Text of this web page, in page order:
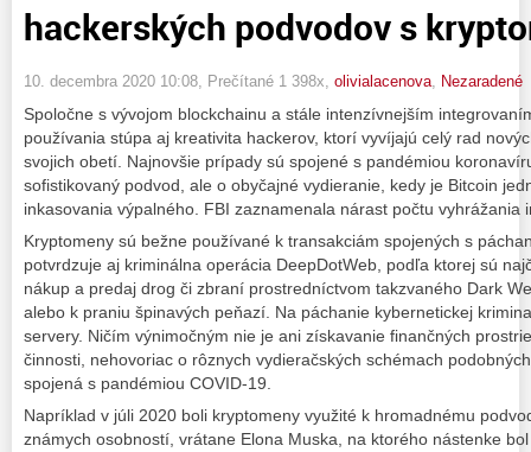
hackerských podvodov s
10. decembra 2020 10:08 , Prečítané 1 398x, olivialacenova Nezaradené
Spoločne s vývojom blockchainu a stále intenzívnejším
používania stúpa aj kreativita hackerov, ktorí vyvíjajú celý rad
svojich obetí. Najnovšie prípady sú spojené s pandémiou
sofistikovaný podvod, ale o obyčajné vydieranie, kedy je Bitcoin
inkasovania výpalného. FBI zaznamenala nárast počtu vyhrážania
Kryptomeny sú bežne používané k transakciám spojených s
potvrdzuje aj kriminálna operácia DeepDotWeb, podľa ktorej sú
nákup a predaj drog či zbraní prostredníctvom takzvaného Dark
alebo k praniu špinavých peňazí. Na páchanie kybernetickej
servery. Ničím výnimočným nie je ani získavanie finančných
činnosti, nehovoriac o rôznych vydieračských schémach
spojená s pandémiou COVID-19.
Napríklad v júli 2020 boli kryptomeny využité k hromadnému
známych osobností, vrátane Elona Muska, na ktorého nástenke